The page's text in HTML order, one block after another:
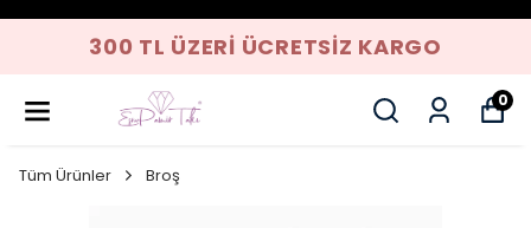
300 TL ÜZERI ÜCRETSIZ KARGO
0
Tüm Ürünler Broş